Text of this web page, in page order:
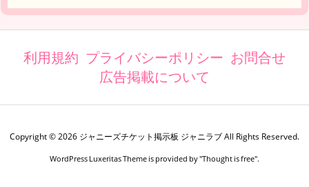
利用規約 プライバシーポリシー お問合せ
広告掲載について
Copyright ©2026 ジャニーズチケット掲示板 ジャニラブAll Rights Reserved.
WordPress Luxeritas Theme is provided by "Thought is free".